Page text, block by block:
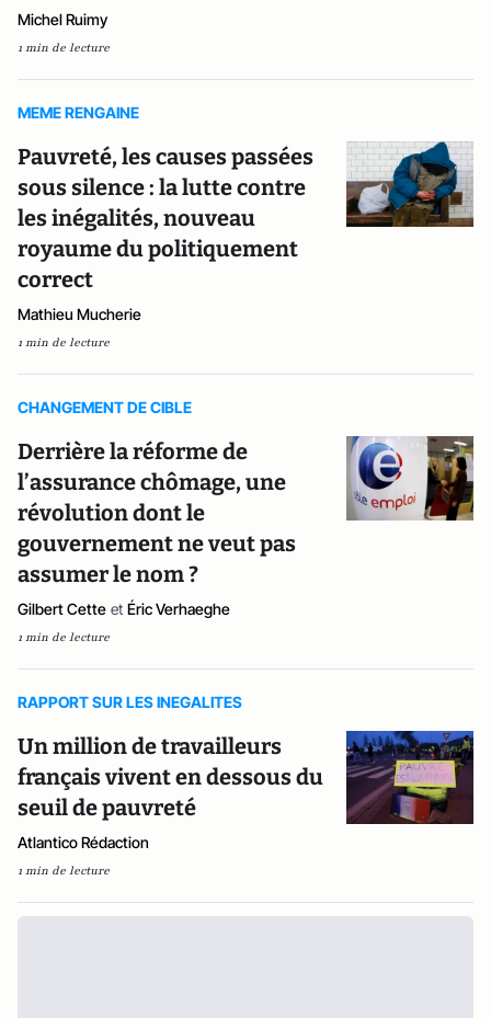
Michel Ruimy
1 min de lecture
MEME RENGAINE
Pauvreté, les causes passées
sous silence : la lutte contre
les inégalités, nouveau
royaume du politiquement
correct
Mathieu Mucherie
1 min de lecture
CHANGEMENT DE CIBLE
Derrière la réforme de
l’assurance chômage, une
révolution dont le
gouvernement ne veut pas
assumer le nom ?
Gilbert Cette et Éric Verhaeghe
1 min de lecture
RAPPORT SUR LES INEGALITES
Un million de travailleurs
français vivent en dessous du
seuil de pauvreté
Atlantico Rédaction
1 min de lecture